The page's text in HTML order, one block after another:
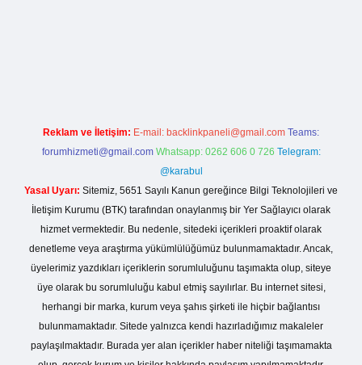
Reklam ve İletişim: E-mail: backlinkpaneli@gmail.com Teams:
forumhizmeti@gmail.com Whatsapp: 0262 606 0 726 Telegram:
@karabul
Yasal Uyarı: Sitemiz, 5651 Sayılı Kanun gereğince Bilgi Teknolojileri ve
İletişim Kurumu (BTK) tarafından onaylanmış bir Yer Sağlayıcı olarak
hizmet vermektedir. Bu nedenle, sitedeki içerikleri proaktif olarak
denetleme veya araştırma yükümlülüğümüz bulunmamaktadır. Ancak,
üyelerimiz yazdıkları içeriklerin sorumluluğunu taşımakta olup, siteye
üye olarak bu sorumluluğu kabul etmiş sayılırlar. Bu internet sitesi,
herhangi bir marka, kurum veya şahıs şirketi ile hiçbir bağlantısı
bulunmamaktadır. Sitede yalnızca kendi hazırladığımız makaleler
paylaşılmaktadır. Burada yer alan içerikler haber niteliği taşımamakta